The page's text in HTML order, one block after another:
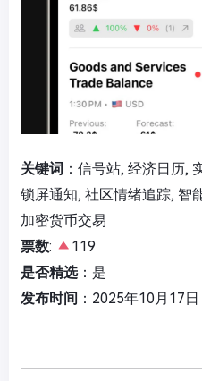
关键词 ：信号站, 经济日历,
锁屏通知, 社区情绪追踪, 智
加密货币交易
票数:
119
是否精选：是
发布时间 ：2025年10月17